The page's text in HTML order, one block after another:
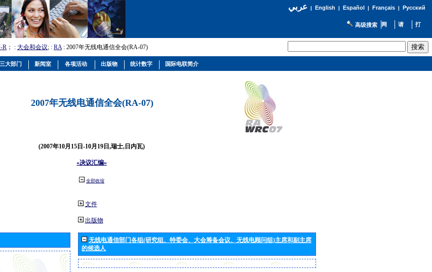
عربي| English | Español | Français| Русский
高级搜索
R ； : 大会和会议; : RA: 2007年无线电通信全会(RA-07)
2007年无线电通信全会(RA-07)
(2007年10月15日-10月19日,瑞士,日内瓦)
«决议汇编»
全部收缩
文件
出版物
无线电通信部门各组(研究组、特委会、大会筹备会议、无线电顾问组)主席和副主席
的候选人
大部门 新闻室 各项活动 出版物 统计数字 国际电联简介